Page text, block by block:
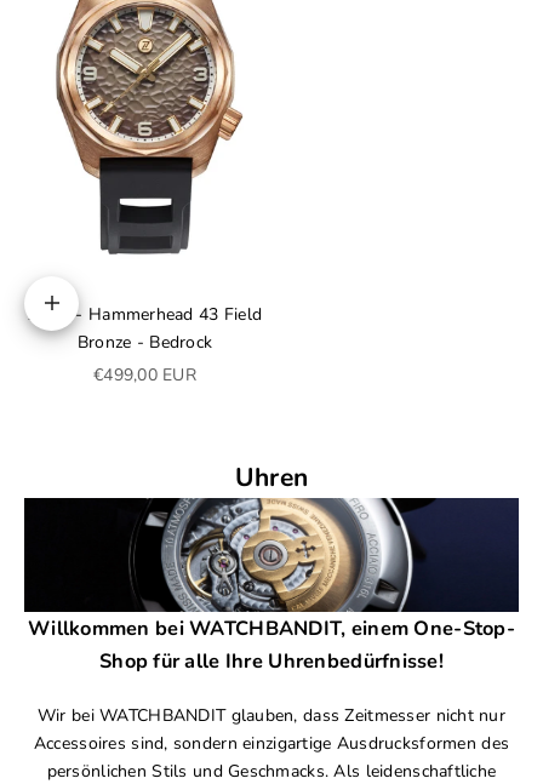
In den Warenkorb
Zelos - Hammerhead 43 Field
Bronze - Bedrock
Angebot
€499,00 EUR
Uhren
Willkommen bei WATCHBANDIT, einem One-Stop-
Shop für alle Ihre Uhrenbedürfnisse!
Wir bei WATCHBANDIT glauben, dass Zeitmesser nicht nur
Accessoires sind, sondern einzigartige Ausdrucksformen des
persönlichen Stils und Geschmacks. Als leidenschaftliche